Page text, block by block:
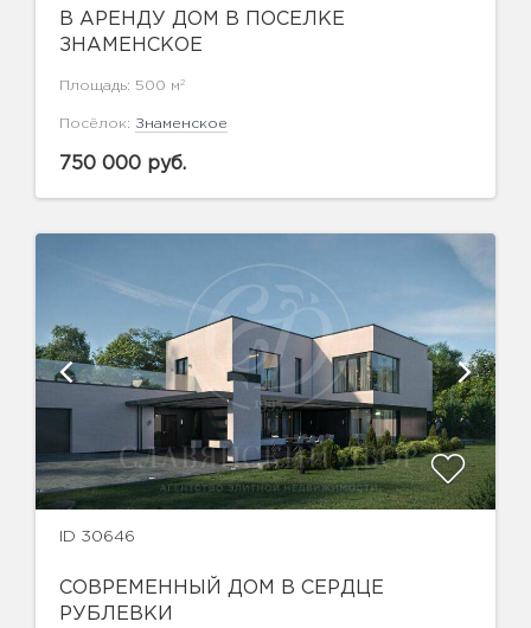
В АРЕНДУ ДОМ В ПОСЕЛКЕ
ЗНАМЕНСКОЕ
Площадь: 500 м2
Посёлок: Знаменское
750 000 руб.
ID 30646
СОВРЕМЕННЫЙ ДОМ В СЕРДЦЕ
РУБЛЕВКИ